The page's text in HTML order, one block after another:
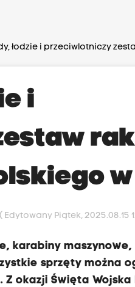
łodzie i przeciwlotniczy
i
( Edytowany Piątek, 2025.08.15
karabiny
sprzęty można
okazji Święta